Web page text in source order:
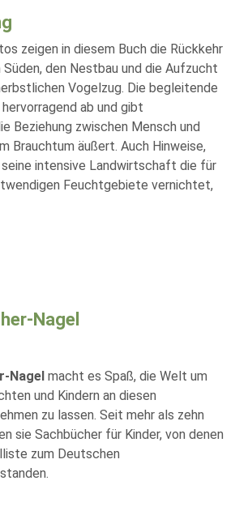
zeigen in diesem Buch die Rückkehr
den Nestbau und die Aufzucht
Vogelzug. Die begleitende
ab und gibt
Beziehung zwischen Mensch und
Brauchtum äußert. Auch Hinweise,
intensive Landwirtschaft die für
Feuchtgebiete vernichtet,
Nagel
Nagel macht es Spaß, die Welt um
und Kindern an diesen
zu lassen. Seit mehr als zehn
sie Sachbücher für Kinder, von denen
zum Deutschen